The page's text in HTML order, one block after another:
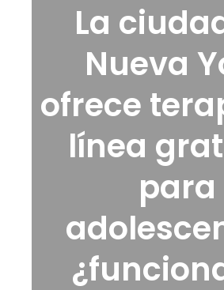
La
Nueva
ofrece
línea
para